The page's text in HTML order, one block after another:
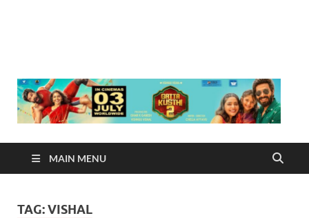
MAIN MENU
TAG:VISHAL